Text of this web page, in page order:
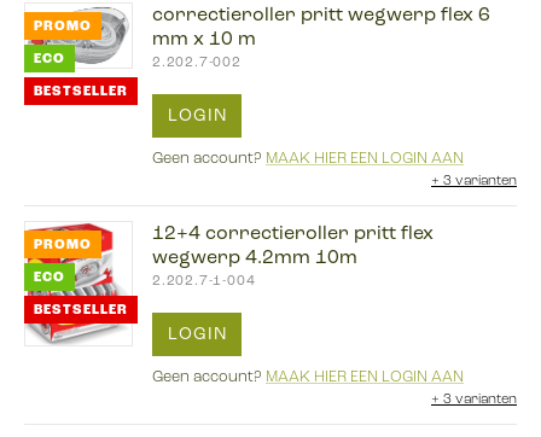
PROMO
ECO
BESTSELLER
correctieroller pritt wegwerp flex 6
mm x 10 m
2.202.7-002
LOGIN
Geen account? MAAK HIER EEN LOGIN AAN
+ 3 varianten
PROMO
ECO
BESTSELLER
12+4 correctieroller pritt flex
wegwerp 4.2mm 10m
2.202.7-1-004
LOGIN
Geen account? MAAK HIER EEN LOGIN AAN
+ 3 varianten